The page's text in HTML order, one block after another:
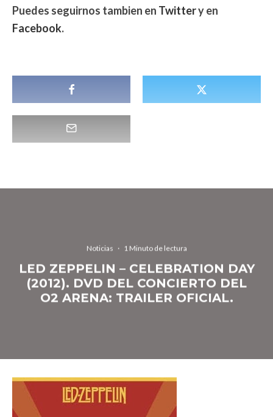
Puedes seguirnos tambien en Twittery en
Facebook.
Noticias · 1 Minuto de lectura
LED ZEPPELIN – CELEBRATION DAY
(2012). DVD DEL CONCIERTO DEL
O2 ARENA: TRAILER OFICIAL.